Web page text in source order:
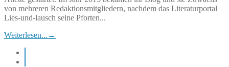
von mehreren Redaktionsmitgliedern, nachdem das Literaturportal
Lies-und-lausch seine Pforten...
Weiterlesen... →